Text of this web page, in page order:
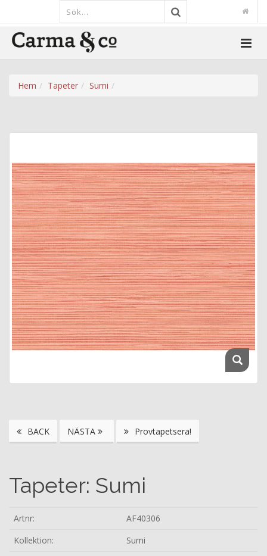
Hem Tapeter Sumi
BACK NÄSTA Provtapetsera!
Tapeter: Sumi
Artnr:
AF40306
Kollektion:
Sumi